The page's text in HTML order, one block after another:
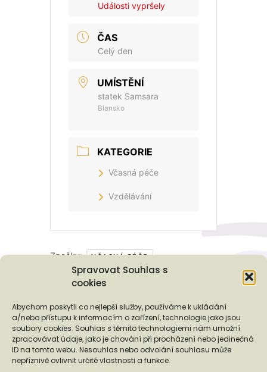
Spravovat Souhlas s
cookies
Abychom poskytli co nejlepší služby, používáme k ukládání
a/nebo přístupu k informacím o zařízení, technologie jako jsou
soubory cookies. Souhlas s těmito technologiemi nám umožní
zpracovávat údaje, jako je chování při procházení nebo jedinečná
ID na tomto webu. Nesouhlas nebo odvolání souhlasu může
nepříznivě ovlivnit určité vlastnosti a funkce.
Události vypršely
ČAS
Celý den
UMÍSTĚNÍ
statek Samsara
Blansko
KATEGORIE
Včasná péče
Vzdělávání
Značky: VČASNÁ PÉČE
Podporují nás...